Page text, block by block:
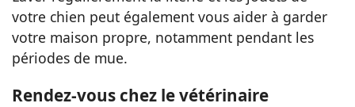
votre chien peut également vous aider à garder
votre maison propre, notamment pendant les
périodes de mue.
Rendez-vous chez le vétérinaire